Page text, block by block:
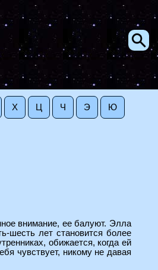
Х Ц Ч Э Ю
внимание, ее балуют. Элла
шесть лет становится более
обижается, когда ей
чувствует, никому не давая